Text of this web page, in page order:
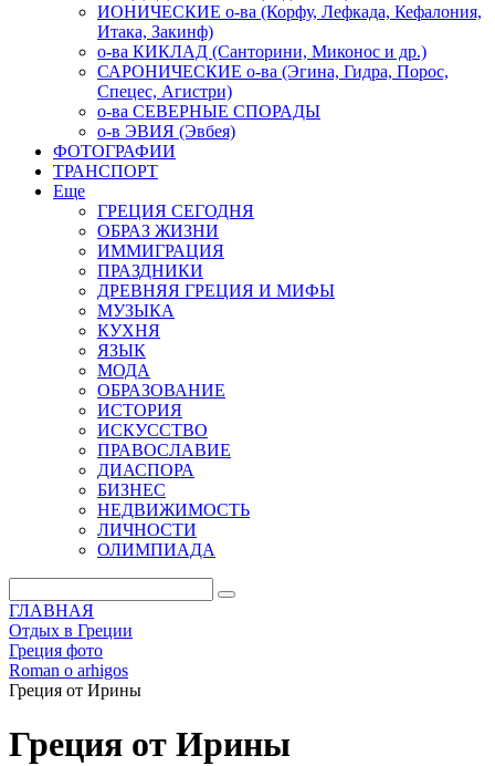
ИОНИЧЕСКИЕ о-ва (Корфу, Лефкада, Кефалония,
Итака, Закинф)
о-ва КИКЛАД (Санторини, Миконос и др.)
САРОНИЧЕСКИЕ о-ва (Эгина, Гидра, Порос,
Спецес, Агистри)
о-ва СЕВЕРНЫЕ СПОРАДЫ
о-в ЭВИЯ (Эвбея)
ФОТОГРАФИИ
ТРАНСПОРТ
Еще
ГРЕЦИЯ СЕГОДНЯ
ОБРАЗ ЖИЗНИ
ИММИГРАЦИЯ
ПРАЗДНИКИ
ДРЕВНЯЯ ГРЕЦИЯ И МИФЫ
МУЗЫКА
КУХНЯ
ЯЗЫК
МОДА
ОБРАЗОВАНИЕ
ИСТОРИЯ
ИСКУССТВО
ПРАВОСЛАВИЕ
ДИАСПОРА
БИЗНЕС
НЕДВИЖИМОСТЬ
ЛИЧНОСТИ
ОЛИМПИАДА
ГЛАВНАЯ
Отдых в Греции
Греция фото
Roman o arhigos
Греция от Ирины
Греция от Ирины